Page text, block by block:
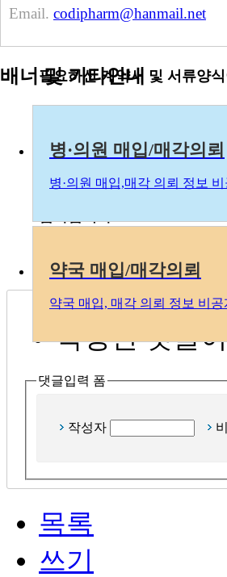
Email. codipharm@hanmail.net
배너 및 기타안내
병·의원 매입/매각의뢰
병·의 원 매입,매각 의뢰 정보
약국 매입/매각의뢰
약국 매입, 매각 의뢰 정보 비공
믿음컨설팅
필요하신 계약서 및 서류양
댓글 or 고객센터의 문의게
첨부파일부동산임대차계약서전
작성된 댓글
댓글입력 폼
작성자
목록
쓰기